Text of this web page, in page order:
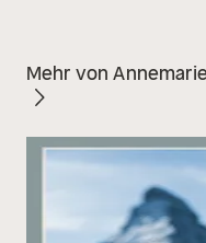
Mehr von